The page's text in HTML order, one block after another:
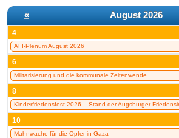
« August 2026
4
AFI-Plenum August 2026
6
Militarisierung und die kommunale Zeitenwende
8
Kinderfriedensfest 2026 – Stand der Augsburger
10
Mahnwache für die Opfer in Gaza